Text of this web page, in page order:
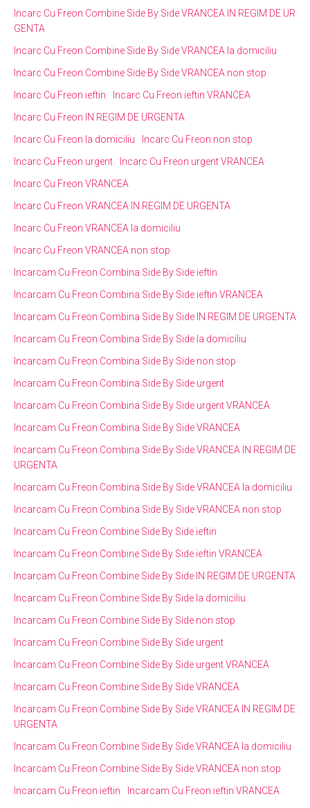
Incarc Cu Freon Combine Side By Side VRANCEA IN REGIM DE UR
GENTA
Incarc Cu Freon Combine Side By Side VRANCEA la domiciliu
Incarc Cu Freon Combine Side By Side VRANCEA non stop
Incarc Cu Freon ieftin
Incarc Cu Freon ieftin VRANCEA
Incarc Cu Freon IN REGIM DE URGENTA
Incarc Cu Freon la domiciliu
Incarc Cu Freon non stop
Incarc Cu Freon urgent
Incarc Cu Freon urgent VRANCEA
Incarc Cu Freon VRANCEA
Incarc Cu Freon VRANCEA IN REGIM DE URGENTA
Incarc Cu Freon VRANCEA la domiciliu
Incarc Cu Freon VRANCEA non stop
Incarcam Cu Freon Combina Side By Side ieftin
Incarcam Cu Freon Combina Side By Side ieftin VRANCEA
Incarcam Cu Freon Combina Side By Side IN REGIM DE URGENTA
Incarcam Cu Freon Combina Side By Side la domiciliu
Incarcam Cu Freon Combina Side By Side non stop
Incarcam Cu Freon Combina Side By Side urgent
Incarcam Cu Freon Combina Side By Side urgent VRANCEA
Incarcam Cu Freon Combina Side By Side VRANCEA
Incarcam Cu Freon Combina Side By Side VRANCEA IN REGIM DE
URGENTA
Incarcam Cu Freon Combina Side By Side VRANCEA la domiciliu
Incarcam Cu Freon Combina Side By Side VRANCEA non stop
Incarcam Cu Freon Combine Side By Side ieftin
Incarcam Cu Freon Combine Side By Side ieftin VRANCEA
Incarcam Cu Freon Combine Side By Side IN REGIM DE URGENTA
Incarcam Cu Freon Combine Side By Side la domiciliu
Incarcam Cu Freon Combine Side By Side non stop
Incarcam Cu Freon Combine Side By Side urgent
Incarcam Cu Freon Combine Side By Side urgent VRANCEA
Incarcam Cu Freon Combine Side By Side VRANCEA
Incarcam Cu Freon Combine Side By Side VRANCEA IN REGIM DE
URGENTA
Incarcam Cu Freon Combine Side By Side VRANCEA la domiciliu
Incarcam Cu Freon Combine Side By Side VRANCEA non stop
Incarcam Cu Freon ieftin
Incarcam Cu Freon ieftin VRANCEA